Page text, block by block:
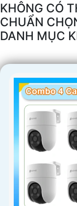
KHÔNG CÓ
CHUẨN
DANH MỤC